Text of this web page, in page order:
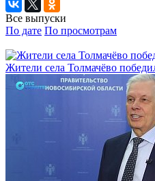
Все выпуски
По дате По просмотрам
Жители села Толмачёво